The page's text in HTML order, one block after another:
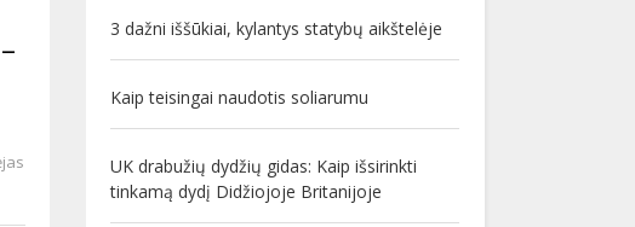
3 dažni iššūkiai, kylantys statybų aikštelėje
Kaip teisingai naudotis soliarumu
UK drabužių dydžių gidas: Kaip išsirinkti
tinkamą dydį Didžiojoje Britanijoje